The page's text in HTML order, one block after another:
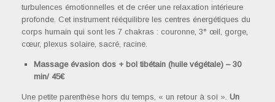
turbulences émotionnelles et de créer une relaxation intérieure
profonde. Cet instrument rééquilibre les centres énergétiques du
corps humain qui sont les 7 chakras : couronne, 3° œil, gorge,
cœur, plexus solaire, sacré, racine.
Massage évasion dos + bol tibétain (huile végétale) – 30
min/ 45€
Une petite parenthèse hors du temps, « un retour à soi ». Un